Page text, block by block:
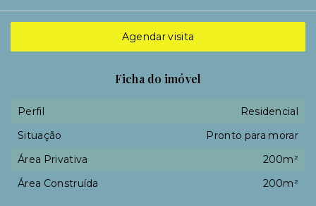
Agendar visita
Ficha do imóvel
Perfil
Residencial
Situação
Pronto para morar
Área Privativa
200m²
Área Construída
200m²